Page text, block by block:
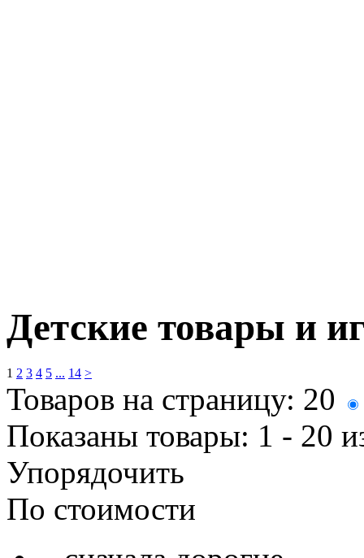
Детские товары и
1 2 3 4 5 ... 14 >
Товаров на страницу: 20
Показаны товары: 1 - 20
Упорядочить
По стоимости